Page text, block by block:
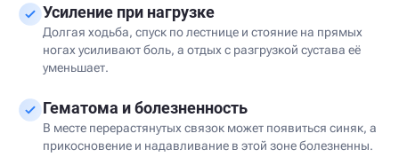
Усиление при нагрузке
Долгая ходьба, спуск по лестнице и стояние на прямых
ногах усиливают боль, а отдых с разгрузкой сустава её
уменьшает.
Гематома и болезненность
В месте перерастянутых связок может появиться синяк, а
прикосновение и надавливание в этой зоне болезненны.